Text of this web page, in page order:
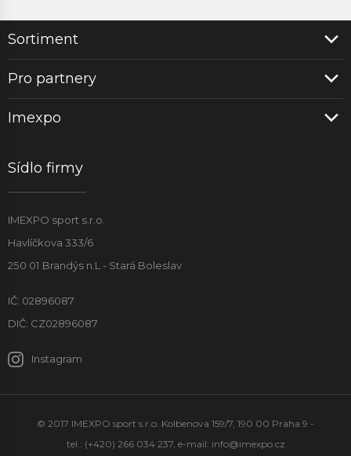
Sortiment
Pro partnery
Imexpo
Sídlo firmy
IMEXPO sport s.r.o.
Havlíčkova 333/6
250 01 Brandýs n.L - Stará Boleslav
IČ: 02896087
DIČ: CZ02896087
Instagram
© 2017 IMEXPO sport s.r.o. Kolbenova 159/7, 190 00 Praha 9 -
tel.: (+420) 266 034 237, e-mail: info@imexpo.cz